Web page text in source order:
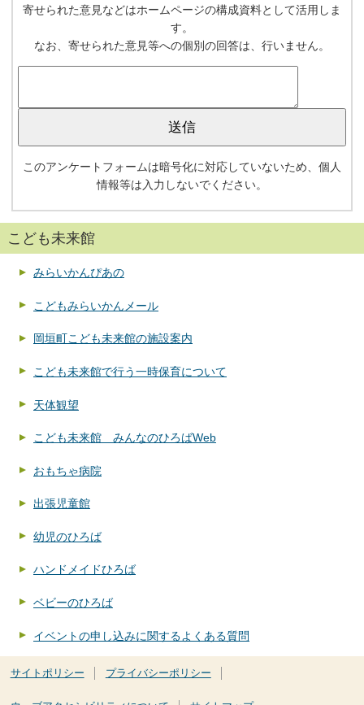
寄せられた意見などはホームページの構成資料として活用しま
す。
なお、寄せられた意見等への個別の回答は、行いません。
このアンケートフォームは暗号化に対応していないため、個人
情報等は入力しないでください。
こども未来館
みらいかんぴあの
こどもみらいかんメール
岡垣町こども未来館の施設案内
こども未来館で行う一時保育について
天体観望
こども未来館 みんなのひろばWeb
おもちゃ病院
出張児童館
幼児のひろば
ハンドメイドひろば
ベビーのひろば
イベントの申し込みに関するよくある質問
サイトポリシー プライバシーポリシー